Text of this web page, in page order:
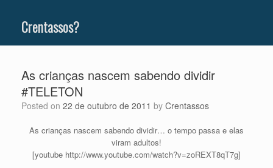
Crentassos?
As crianças nascem sabendo dividir
#TELETON
Posted on 22 de outubro de 2011 by Crentassos
As crianças nascem sabendo dividir… o tempo passa e elas
viram adultos!
[youtube http://www.youtube.com/watch?v=zoREXT8qT7g]